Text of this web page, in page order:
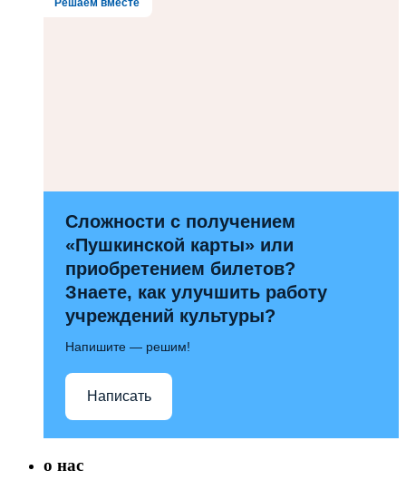
Решаем вместе
Сложности с получением
«Пушкинской карты» или
приобретением билетов?
Знаете, как улучшить работу
учреждений культуры?
Напишите — решим!
Написать
о нас